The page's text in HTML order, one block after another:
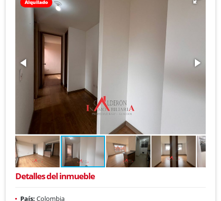
Alquilado
Detalles del inmueble
País: Colombia